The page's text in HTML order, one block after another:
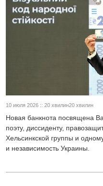
10 июля 2026 :: 20 хвилин20 хвилин
Новая банкнота посвящена
поэту, диссиденту,
Хельсинкской группы и
и независимость Украины.